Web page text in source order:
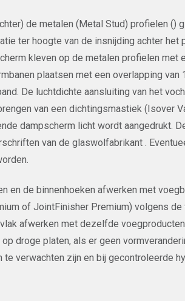
de metalen (Metal Stud) profielen ()
ter hoogte van de insnijding achter
kleven op de metalen profielen
plaatsen met een overlapping
De luchtdichte aansluiting van het
van een dichtingsmastiek (Isover
dampscherm licht wordt aangedrukt.
van de glaswolfabrikant .
en de binnenhoeken afwerken met
of JointFinisher Premium) volgens
afwerken met dezelfde
droge platen, als er geen
verwachten zijn en bij gecontroleerde